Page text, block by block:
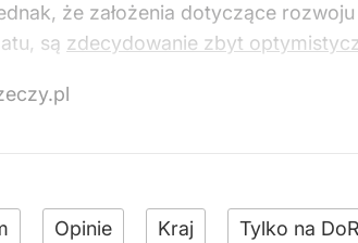
że założenia dotyczące
są zdecydowanie zbyt
Opinie Kraj Tylko na